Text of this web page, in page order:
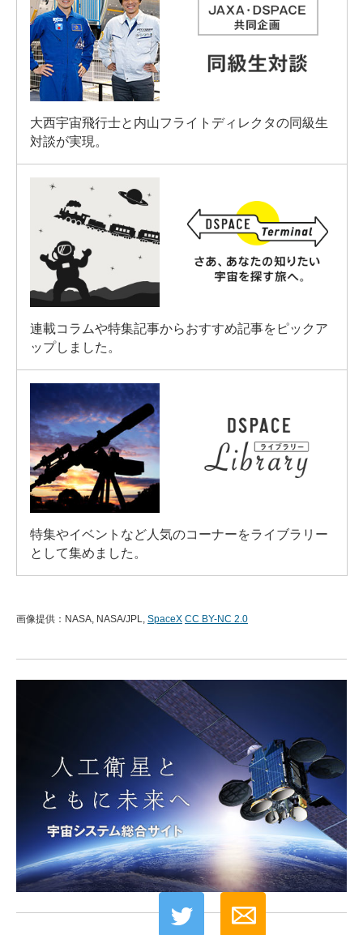
大西宇宙飛行士と内山フライトディレクタの同級生
対談が実現。
連載コラムや特集記事からおすすめ記事をピックア
ップしました。
特集やイベントなど人気のコーナーをライブラリー
として集めました。
画像提供：NASA, NASA/JPL, SpaceX CC BY-NC 2.0